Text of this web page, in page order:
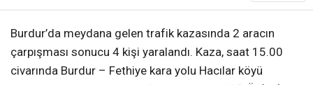
Burdur’da meydana gelen trafik kazasında 2 aracın
çarpışması sonucu 4 kişi yaralandı. Kaza, saat 15.00
civarında Burdur – Fethiye kara yolu Hacılar köyü